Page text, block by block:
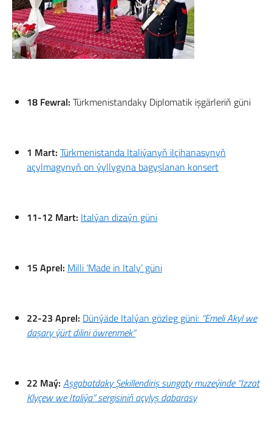
18 Fewral: Türkmenistandaky Diplomatik işgärleriň güni
1 Mart: Türkmenistanda Italiýanyň ilçihanasynyň
açylmagynyň on ýyllygyna bagyşlanan konsert
11-12 Mart: Italýan dizaýn güni
15 Aprel: Milli ‘Made in Italy’ güni
22-23 Aprel: Dünýäde Italýan gözleg güni: “Emeli Akyl we
daşary ýürt dilini öwrenmek“
22 Maý: Aşgabatdaky Şekillendiriş sungaty muzeýinde “Izzat
Klyçew we Italiýa” sergisiniň açylyş dabarasy